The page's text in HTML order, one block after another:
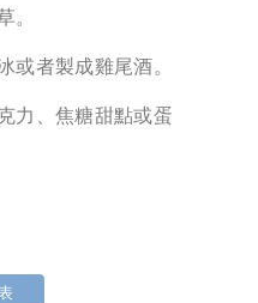
。
或者製成雞尾酒。
力、焦糖甜點或蛋